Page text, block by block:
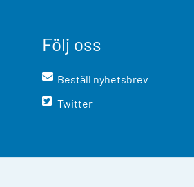
Följ oss
Beställ nyhetsbrev
Twitter